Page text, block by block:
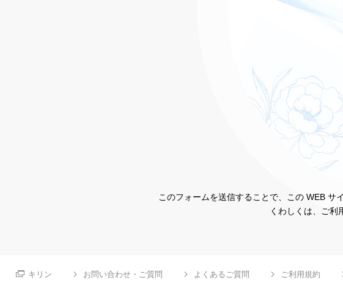
このフォームを送信することで、この WEB サ
くわしくは、ご利
キリン お問い合わせ・ご質問 よくあるご質問 ご利用規約